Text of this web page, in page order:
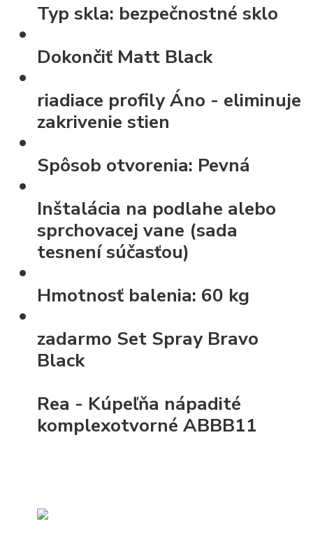
Typ skla: bezpečnostné sklo
Dokončiť Matt Black
riadiace profilyÁno - eliminuje
zakrivenie stien
Spôsob otvorenia: Pevná
Inštalácia na podlahe alebo
sprchovacej vane (sada
tesnení súčasťou)
Hmotnosť balenia: 60 kg
zadarmo Set Spray Bravo
Black
Rea - Kúpeľňa nápadité
komplexotvorné ABBB11